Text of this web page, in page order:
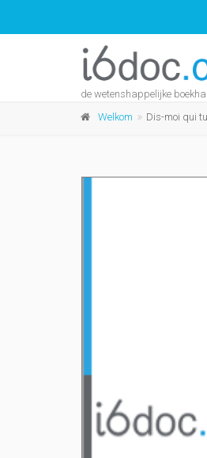
de wetenshappelijke
Welkom Dis-moi qui